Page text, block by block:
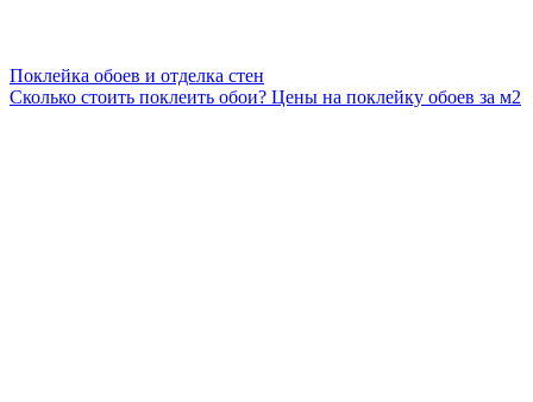
Поклейка обоев и отделка стен
Сколько стоить поклеить обои? Цены на поклейку обоев за м2